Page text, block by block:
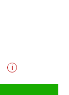
i